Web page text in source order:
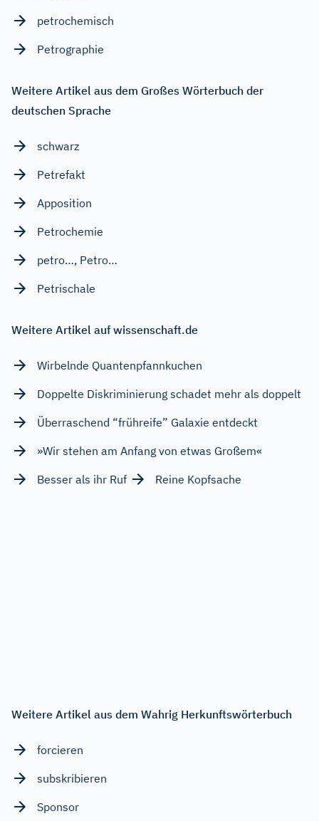
petrochemisch
Petrographie
Weitere Artikel aus dem Großes Wörterbuch der
deutschen Sprache
schwarz
Petrefakt
Apposition
Petrochemie
petro…, Petro…
Petrischale
Weitere Artikel auf wissenschaft.de
Wirbelnde Quantenpfannkuchen
Doppelte Diskriminierung schadet mehr als doppelt
Überraschend “frühreife” Galaxie entdeckt
»Wir stehen am Anfang von etwas Großem«
Besser als ihr Ruf
Reine Kopfsache
Weitere Artikel aus dem Wahrig Herkunftswörterbuch
forcieren
subskribieren
Sponsor